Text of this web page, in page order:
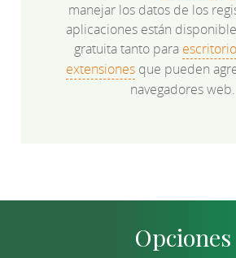
manejar los datos de los
aplicaciones están
gratuita tanto para escritorio
extensiones que pueden
navegadores web.
Opciones